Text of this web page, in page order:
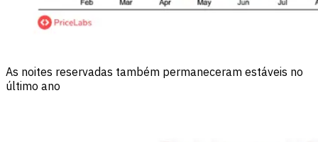
As noites reservadas também permaneceram estáveis no
último ano